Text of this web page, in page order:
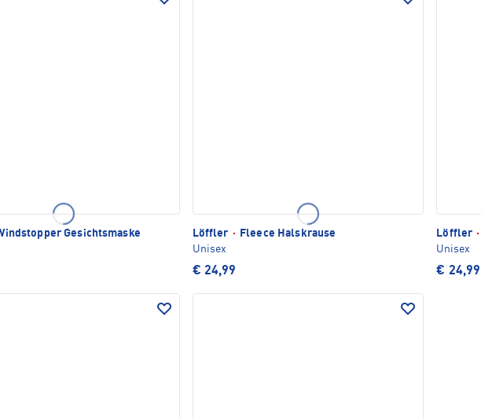
Gesichtsmaske
Löffler ·
Fleece Halskrause
Unisex
€ 24,99
Löffler ·
Unisex
€ 24,99